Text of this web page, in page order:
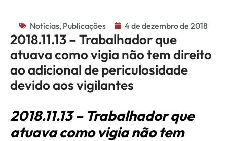
Notícias, Publicações 4 de dezembro de 2018
2018.11.13 – Trabalhador que
atuava como vigia não tem direito
ao adicional de periculosidade
devido aos vigilantes
2018.11.13 – Trabalhador que
atuava como vigia não tem